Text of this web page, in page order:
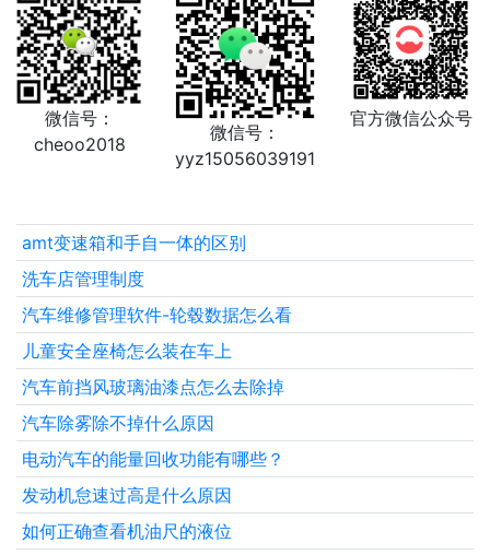
微信号：
cheoo2018
微信号：
yyz15056039191
官方微信公众号
amt变速箱和手自一体的区别
洗车店管理制度
汽车维修管理软件-轮毂数据怎么看
儿童安全座椅怎么装在车上
汽车前挡风玻璃油漆点怎么去除掉
汽车除雾除不掉什么原因
电动汽车的能量回收功能有哪些？
发动机怠速过高是什么原因
如何正确查看机油尺的液位